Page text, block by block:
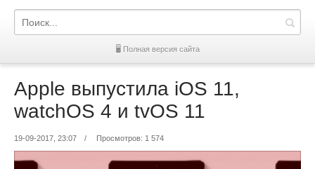
🖥 Полная версия сайта
Apple выпустила iOS 11,
watchOS 4 и tvOS 11
19-09-2017, 23:07 / Просмотров: 1 574